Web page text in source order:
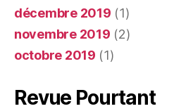
décembre 2019 (1)
novembre 2019 (2)
octobre 2019 (1)
Revue Pourtant